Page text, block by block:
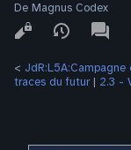
De Magnus Codex
Affichages
pages
< JdR:L5A:Campagne
traces du futur‎ | 2.3 -